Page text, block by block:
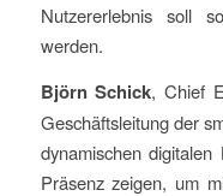
Nutzererlebnis soll
werden.
Björn Schick, Chief
Geschäftsleitung der
dynamischen
Präsenz zeigen, um